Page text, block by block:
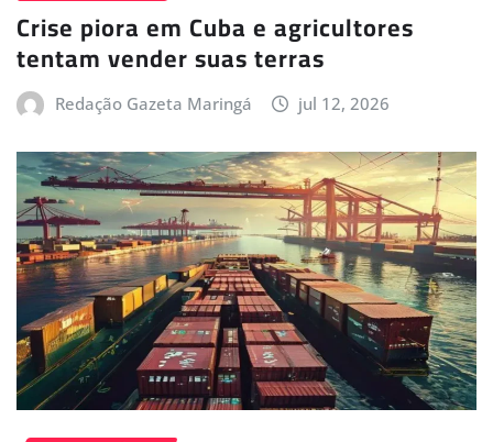
Crise piora em Cuba e agricultores
tentam vender suas terras
Redação Gazeta Maringá jul 12, 2026